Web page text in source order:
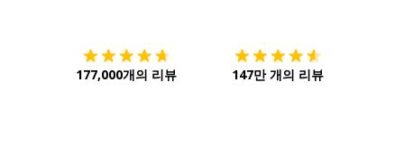
177,000개의 리뷰 147만 개의 리뷰